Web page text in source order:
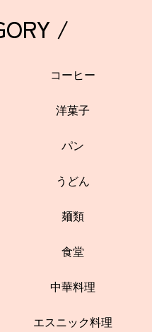
/
コーヒー
洋菓子
パン
うどん
麺類
食堂
中華料理
エスニック料理